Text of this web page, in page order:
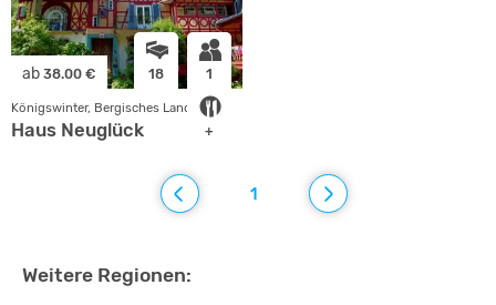
ab 38.00 € 18 1
+
Königswinter, Bergisches Land
Haus Neuglück
1
Weitere Regionen: